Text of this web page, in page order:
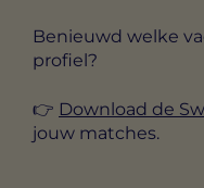
Benieuwd welke
profiel?
👉 Download de
jouw matches.